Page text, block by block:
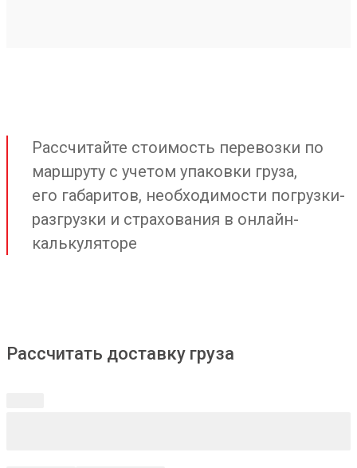
Рассчитайте стоимость перевозки по
маршруту с учетом упаковки груза,
его габаритов, необходимости погрузки-
разгрузки и страхования в онлайн-
калькуляторе
Рассчитать доставку груза